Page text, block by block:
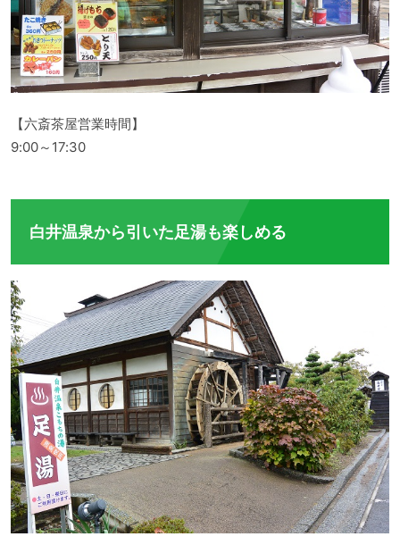
【六斎茶屋営業時間】
9:00～17:30
白井温泉から引いた足湯も楽しめる